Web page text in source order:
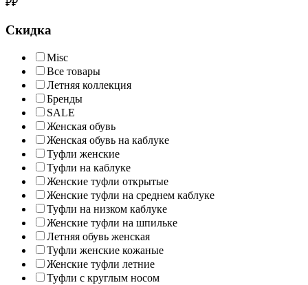
₽₽
Скидка
Misc
Все товары
Летняя коллекция
Бренды
SALE
Женская обувь
Женская обувь на каблуке
Туфли женские
Туфли на каблуке
Женские туфли открытые
Женские туфли на среднем каблуке
Туфли на низком каблуке
Женские туфли на шпильке
Летняя обувь женская
Туфли женские кожаные
Женские туфли летние
Туфли с круглым носом